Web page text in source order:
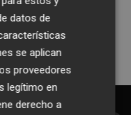
datos de
se aplican
proveedores
legítimo en
derecho a